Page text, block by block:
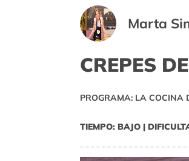
Marta
CREPES
PROGRAMA: LA COCINA
TIEMPO: BAJO |